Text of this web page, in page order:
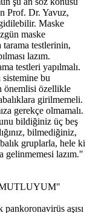
Prof. Dr. Yavuz,
Maske
maske
testlerinin,
lazım.
testleri yapılmalı.
sistemine bu
önemlisi özellikle
girilmemeli.
gerekçe olmamalı.
bildiğiniz üç beş
bilmediğiniz,
gruplarla, hele ki
gelinmemesi lazım."
aşısı